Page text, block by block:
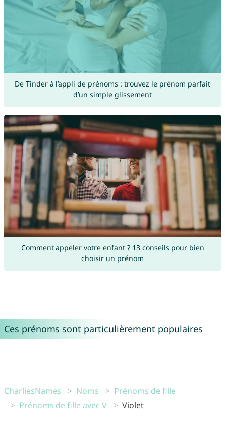
De Tinder à l’appli de prénoms : trouvez le prénom parfait
d’un simple glissement
Comment appeler votre enfant ? 13 conseils pour bien
choisir un prénom
Ces prénoms sont particulièrement populaires
CharliesNames Noms
Prénoms de fille
Prénoms de fille avec V
Violet